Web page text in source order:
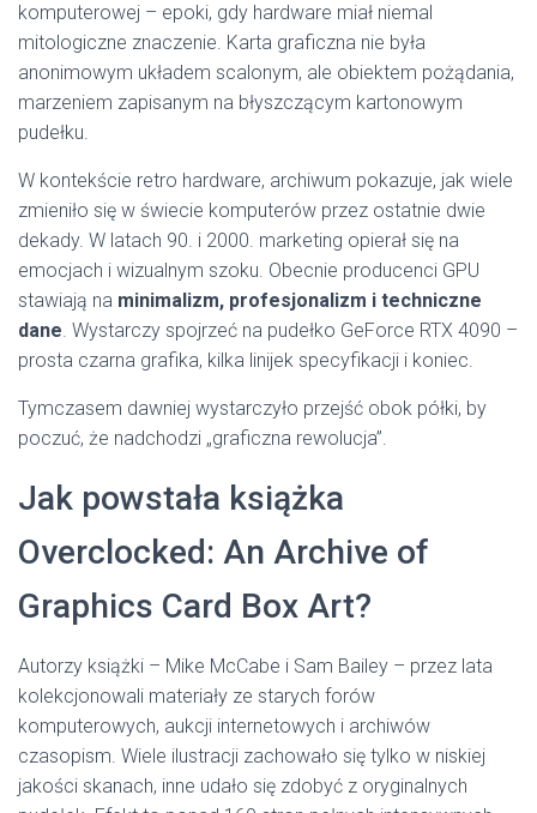
komputerowej – epoki, gdy hardware miał niemal
mitologiczne znaczenie. Karta graficzna nie była
anonimowym układem scalonym, ale obiektem pożądania,
marzeniem zapisanym na błyszczącym kartonowym
pudełku.
W kontekście retro hardware, archiwum pokazuje, jak wiele
zmieniło się w świecie komputerów przez ostatnie dwie
dekady. W latach 90. i 2000. marketing opierał się na
emocjach i wizualnym szoku. Obecnie producenci GPU
stawiają na minimalizm, profesjonalizm i techniczne
dane. Wystarczy spojrzeć na pudełko GeForce RTX 4090 –
prosta czarna grafika, kilka linijek specyfikacji i koniec.
Tymczasem dawniej wystarczyło przejść obok półki, by
poczuć, że nadchodzi „graficzna rewolucja”.
Jak powstała książka
Overclocked: An Archive of
Graphics Card Box Art?
Autorzy książki – Mike McCabe i Sam Bailey – przez lata
kolekcjonowali materiały ze starych forów
komputerowych, aukcji internetowych i archiwów
czasopism. Wiele ilustracji zachowało się tylko w niskiej
jakości skanach, inne udało się zdobyć z oryginalnych